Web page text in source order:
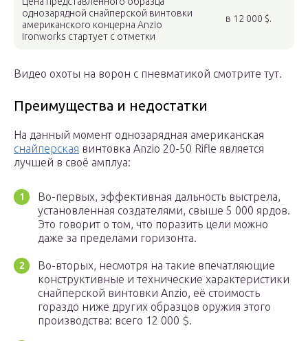
однозарядной снайперской винтовки
американского концерна Anzio
Ironworks стартует с отметки
в 12 000 $.
Видео охоты на ворон с пневматикой смотрите тут.
Преимущества и недостатки
На данный момент однозарядная американская
снайперская винтовка Anzio 20-50 Rifle является
лучшей в своё амплуа:
Во-первых, эффективная дальность выстрела,
установленная создателями, свыше 5 000 ярдов.
Это говорит о том, что поразить цели можно
даже за пределами горизонта.
Во-вторых, несмотря на такие впечатляющие
конструктивные и технические характеристики
снайперской винтовки Anzio, её стоимость
гораздо ниже других образцов оружия этого
производства: всего 12 000 $.